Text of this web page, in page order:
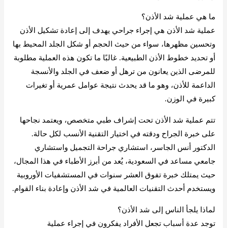
ما هي عملية شد الأذن؟
عملية شد الأذن هي إجراء جراحي يهدف إلى إعادة تشكيل الأذن
وتحسين مظهرها، سواء من حيث الحجم أو شكل الجلد المحيط بها
أو تحديد خطوط الأذن الطبيعية. غالبًا ما تكون هذه العملية مطلوبة
للمرضى الذين يعانون من ترهل أو ضعف في الجلد والأنسجة
الداعمة للأذن، وهو ما قد يحدث نتيجة عوامل عمرية أو تغيرات
كبيرة في الوزن.
تتم عملية شد الأذن تحت إشراف طبي متخصص، ويعتمد نجاحها
على خبرة الجراح ودقته في اختيار التقنية الأنسب لكل حالة.
الدكتور أنس الجاسر، استشاري جراحة التجميل واستشاري
جامعي مساعد في السعودية، يُعد من أبرز الأطباء في هذا المجال،
حيث يمتلك خبرة تفوق العشر سنوات في المستشفيات الأوروبية
ويستخدم أحدث التقنيات العالمية في شد الأذن وإعادة بناء القوام.
لماذا يلجأ الناس إلى شد الأذن؟
توجد عدة أسباب تجعل الأفراد يفكرون في إجراء عملية